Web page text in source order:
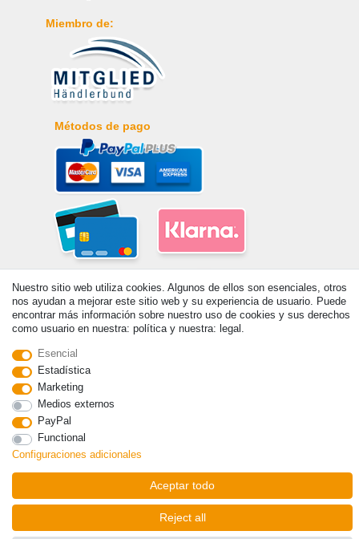
Miembro de:
Métodos de pago
© Copyright 2026 | Todos los derechos reservados. - Prix de base voir
détail de l'article | *S'applique aux livraisons en Espagne!
Nuestro sitio web utiliza cookies. Algunos de ellos son esenciales, otros
nos ayudan a mejorar este sitio web y su experiencia de usuario. Puede
encontrar más información sobre nuestro uso de cookies y sus derechos
como usuario en nuestra: política y nuestra: legal.
Esencial
Estadística
Marketing
Medios externos
PayPal
Functional
Configuraciones adicionales
Aceptar todo
Reject all
Withdraw from contract here